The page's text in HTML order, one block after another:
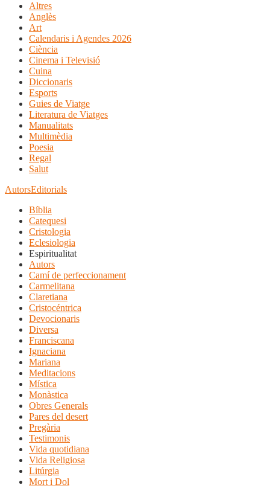
Altres
Anglès
Art
Calendaris i Agendes 2026
Ciència
Cinema i Televisió
Cuina
Diccionaris
Esports
Guies de Viatge
Literatura de Viatges
Manualitats
Multimèdia
Poesia
Regal
Salut
AutorsEditorials
Bíblia
Catequesi
Cristologia
Eclesiologia
Espiritualitat
Autors
Camí de perfeccionament
Carmelitana
Claretiana
Cristocéntrica
Devocionaris
Diversa
Franciscana
Ignaciana
Mariana
Meditacions
Mística
Monàstica
Obres Generals
Pares del desert
Pregària
Testimonis
Vida quotidiana
Vida Religiosa
Litúrgia
Mort i Dol